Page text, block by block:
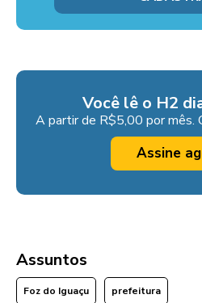
Você lê o H2
A partir de R$5,00 por mês.
Assine
Assuntos
Foz do Iguaçu prefeitura